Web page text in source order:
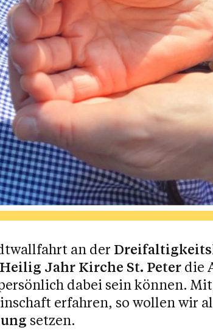
an der
Heilig Jahr Kirche St. Peter die
dabei sein können.
erfahren, so wollen wir
setzen.